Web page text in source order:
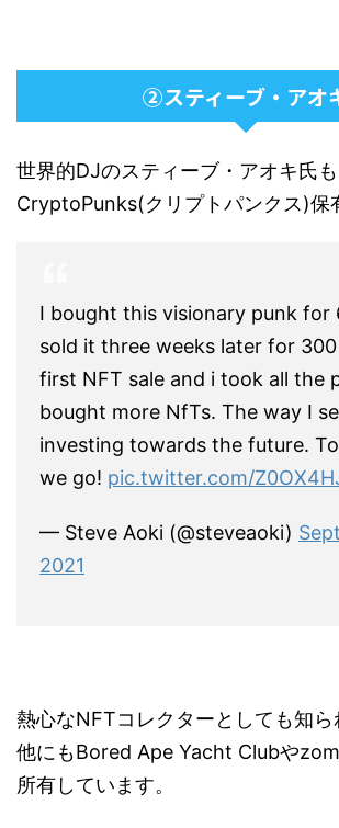
②スティーブ・アオ
世界的DJのスティーブ・アオキ氏も
CryptoPunks(クリプトパンクス)保
I bought this visionary punk for
sold it three weeks later for
first NFT sale and i took all the
bought more NfTs. The way I
investing towards the future.
we go! pic.twitter.com/
— Steve Aoki (@steveaoki)
2021
熱心なNFTコレクターとしても知
他にもBored Ape Yacht Clubや
所有しています。